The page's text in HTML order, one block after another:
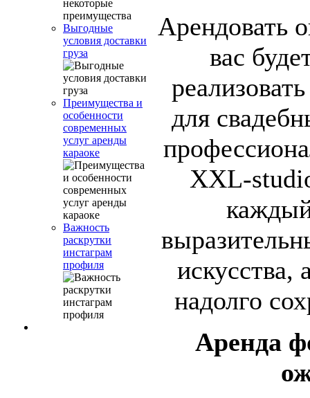
Выгодные
условия доставки
груза
Преимущества и
особенности
современных
услуг аренды
караоке
Важность
раскрутки
инстаграм
профиля
Арендовать
вас
для
XXL-
искусства,
надолго
Аренда